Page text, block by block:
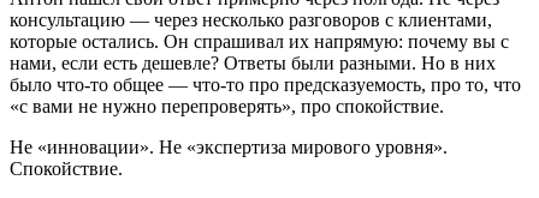
консультацию — через несколько разговоров с клиентами,
которые остались. Он спрашивал их напрямую: почему вы с
нами, если есть дешевле? Ответы были разными. Но в них
было что-то общее — что-то про предсказуемость, про то, что
«с вами не нужно перепроверять», про спокойствие.
Не «инновации». Не «экспертиза мирового уровня».
Спокойствие.